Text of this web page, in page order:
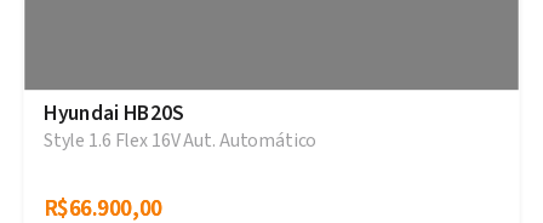
Hyundai HB20S
Style 1.6 Flex 16V Aut. Automático
R$66.900,00
R$66.900,00